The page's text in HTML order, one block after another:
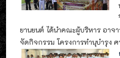
ยานยนต์ ได้นำคณะผู้บริหาร อาจ
จัดกิจกรรม โครงการทำนุบำรุง ศ